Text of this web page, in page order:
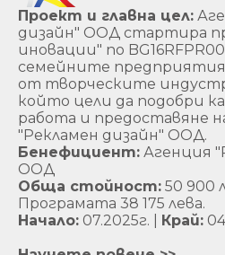
Проект и главна цел:
дизайн" ООД стартира
иновации" по
семейните
от творческите
който цели да подобри
работа и предоставяне
"Рекламен дизайн" ООД.
Бенефициент: Агенция
ООД
Обща стойност: 50 900
Програмата 38 175 лева.
Начало: 07.2025г. | Край: